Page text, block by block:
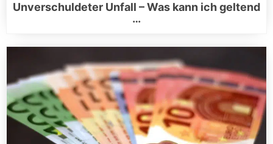
Unverschuldeter Unfall – Was kann ich geltend
…